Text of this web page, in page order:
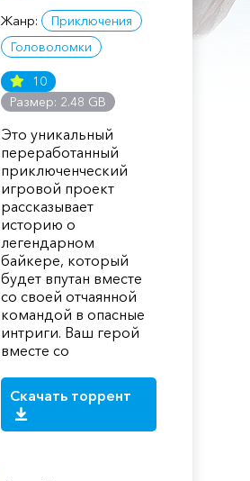
Жанр:
Приключения
Головоломки
10
Размер: 2.48 GB
Это уникальный
переработанный
приключенческий
игровой проект
рассказывает
историю о
легендарном
байкере, который
будет впутан вместе
со своей отчаянной
командой в опасные
интриги. Ваш герой
вместе со
Скачать торрент